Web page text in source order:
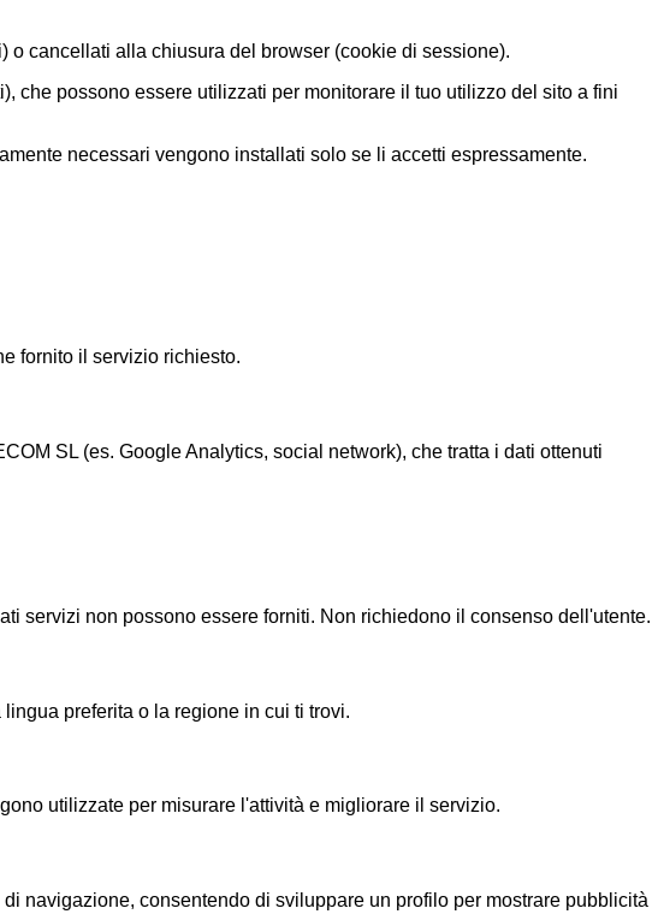
o cancellati alla chiusura del browser (cookie di sessione).
che possono essere utilizzati per monitorare il tuo utilizzo del sito a fini
necessari vengono installati solo se li accetti espressamente.
fornito il servizio richiesto.
SL (es. Google Analytics, social network), che tratta i dati ottenuti
servizi non possono essere forniti. Non richiedono il consenso dell'utente.
preferita o la regione in cui ti trovi.
utilizzate per misurare l'attività e migliorare il servizio.
navigazione, consentendo di sviluppare un profilo per mostrare pubblicità